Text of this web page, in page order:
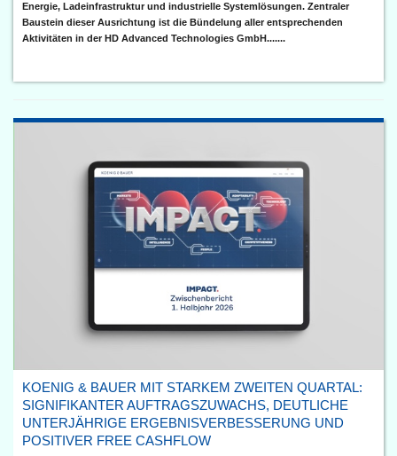
Energie, Ladeinfrastruktur und industrielle Systemlösungen. Zentraler
Baustein dieser Ausrichtung ist die Bündelung aller entsprechenden
Aktivitäten in der HD Advanced Technologies GmbH.......
KOENIG & BAUER MIT STARKEM ZWEITEN QUARTAL:
SIGNIFIKANTER AUFTRAGSZUWACHS, DEUTLICHE
UNTERJÄHRIGE ERGEBNISVERBESSERUNG UND
POSITIVER FREE CASHFLOW